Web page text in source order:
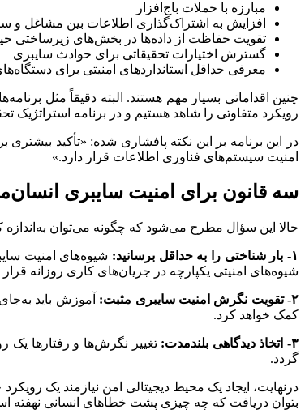
مبارزه با حملات باج‌افزار
افزایش به اشتراک‌گذاری اطلاعات بین مشاغل و
تقویت حفاظت از داده‌ها در بخش‌های زیرساختی
گسترش اختیارات تحقیقاتی برای حوادث سایبری
معرفی حداقل استانداردهای امنیتی برای
چنین اقداماتی بسیار مهم هستند. البته دقیقاً مثل
رویکرد متفاوتی را شاهد هستیم و در برنامه
در این برنامه بر این نکته پافشاری شده: «تأکید
امنیت سیستم‌های فناوری اطلاعات قرار دارد.»
سه قانون برای امنیت سایبری
حالا این سؤال مطرح می‌شود که چگونه می‌توان
۱- بار شناختی را به حداقل برسانید: شیوه‌های امنیت
شیوه‌های امنیتی یکپارچه در جریان‌های کاری روزانه قرار
۲- تقویت نگرش امنیت سایبری مثبت: آموزش باید
کمک خواهد کرد.
۳- اتخاذ دیدگاهی بلندمدت:
تغییر نگرش‌ها و رفتارها یک
گردد.
درنهایت، ایجاد یک محیط دیجیتالی امن نیازمند یک
بتوان دریافت که چه چیزی پشت خطاهای انسانی نهفته